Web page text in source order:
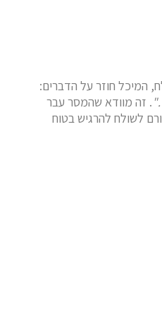
המיכל חוזר על הדברים:
. זה מוודא שהמסר עבר
לשולח להרגיש בטוח